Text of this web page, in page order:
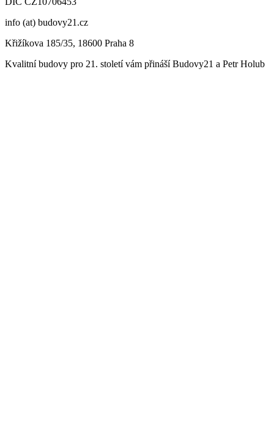
info (at) budovy21.cz
Křižíkova 185/35, 18600 Praha 8
Kvalitní budovy pro 21. století vám přináší Budovy21 a Petr Holub